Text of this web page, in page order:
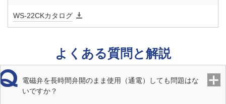
周囲温度
端接続
WS-22CKカタログ
よくある質問と解説
電磁弁を長時間弁開のまま使用（通電）しても問題はな
いですか？